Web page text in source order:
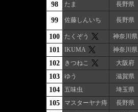
98 たま 長野県
99 佐藤しんいち 長野県
100 たくぞう 神奈川県
101 IKUMA 神奈川県
102 きつねこ 大阪府
103 ゆう 滋賀県
104 五味虫 埼玉県
105 マスターヤナ痔 長野県